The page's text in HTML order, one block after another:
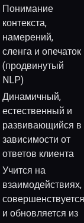
Понимание
контекста,
намерений,
сленга и опечаток
(продвинутый
NLP)
Динамичный,
естественный и
развивающийся в
зависимости от
ответов клиента
Учится на
взаимодействиях,
совершенствуется
и обновляется из